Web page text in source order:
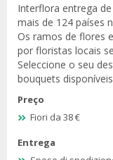
Interflora entrega
mais de 124 países
Os ramos de flores
por floristas locais
Seleccione o seu
bouquets
Preço
Fiori da 38 €
Entrega